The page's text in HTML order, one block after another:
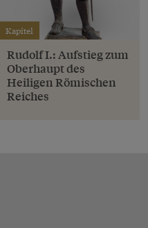
Kapitel
Rudolf I.: Aufstieg zum
Oberhaupt des
Heiligen Römischen
Reiches